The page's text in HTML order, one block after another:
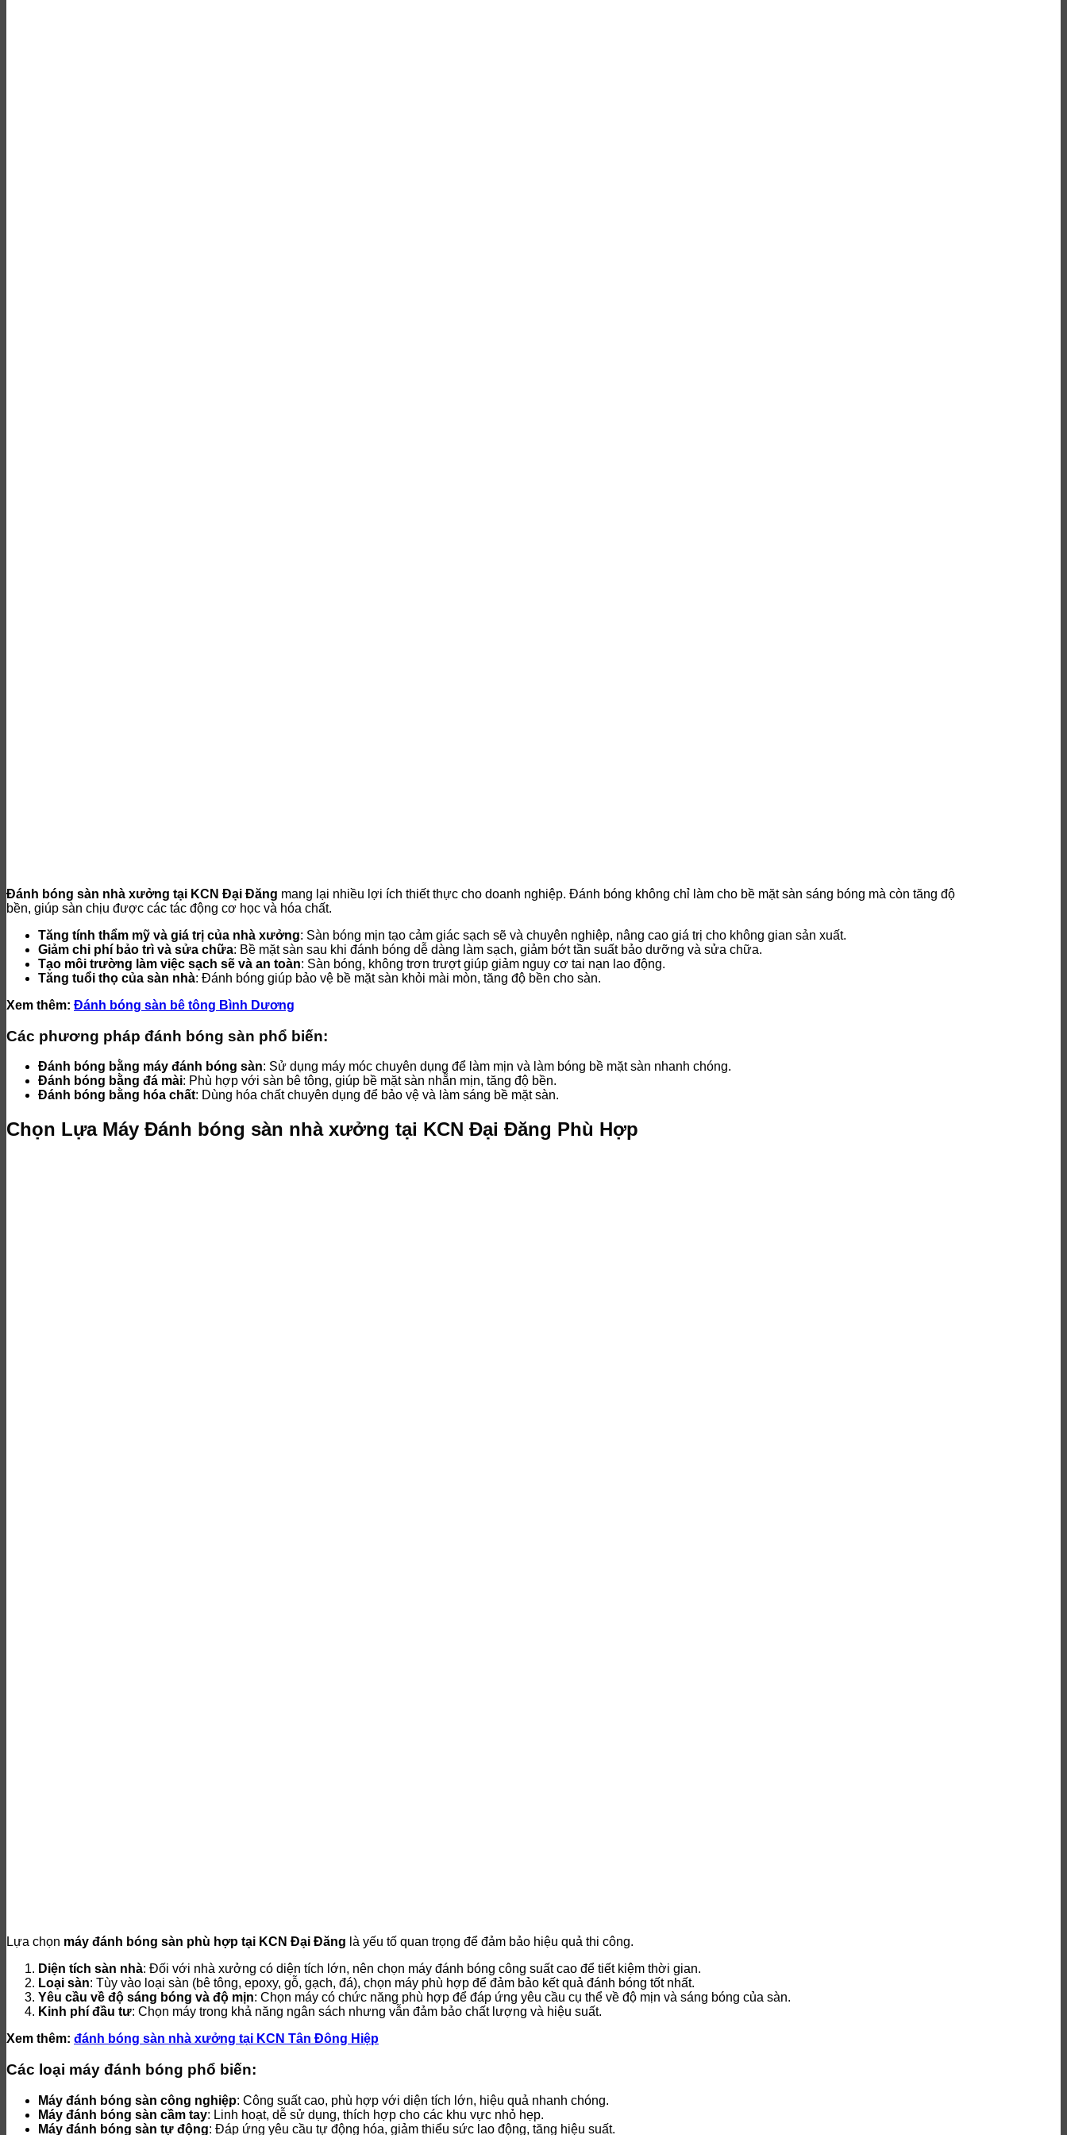
Đánh bóng sàn nhà xưởng tại KCN Đại Đăng mang lại nhiều lợi ích thiết thực cho doanh nghiệp. Đánh bóng không chỉ làm cho bề mặt sàn sáng bóng mà còn tăng độ
bền, giúp sàn chịu được các tác động cơ học và hóa chất.
Tăng tính thẩm mỹ và giá trị của nhà xưởng: Sàn bóng mịn tạo cảm giác sạch sẽ và chuyên nghiệp, nâng cao giá trị cho không gian sản xuất.
Giảm chi phí bảo trì và sửa chữa: Bề mặt sàn sau khi đánh bóng dễ dàng làm sạch, giảm bớt tần suất bảo dưỡng và sửa chữa.
Tạo môi trường làm việc sạch sẽ và an toàn: Sàn bóng, không trơn trượt giúp giảm nguy cơ tai nạn lao động.
Tăng tuổi thọ của sàn nhà: Đánh bóng giúp bảo vệ bề mặt sàn khỏi mài mòn, tăng độ bền cho sàn.
Xem thêm: Đánh bóng sàn bê tông Bình Dương
Các phương pháp đánh bóng sàn phổ biến:
Đánh bóng bằng máy đánh bóng sàn: Sử dụng máy móc chuyên dụng để làm mịn và làm bóng bề mặt sàn nhanh chóng.
Đánh bóng bằng đá mài: Phù hợp với sàn bê tông, giúp bề mặt sàn nhẵn mịn, tăng độ bền.
Đánh bóng bằng hóa chất: Dùng hóa chất chuyên dụng để bảo vệ và làm sáng bề mặt sàn.
Chọn Lựa Máy Đánh bóng sàn nhà xưởng tại KCN Đại Đăng Phù Hợp
Lựa chọn máy đánh bóng sàn phù hợp tại KCN Đại Đăng là yếu tố quan trọng để đảm bảo hiệu quả thi công.
Diện tích sàn nhà: Đối với nhà xưởng có diện tích lớn, nên chọn máy đánh bóng công suất cao để tiết kiệm thời gian.
Loại sàn: Tùy vào loại sàn (bê tông, epoxy, gỗ, gạch, đá), chọn máy phù hợp để đảm bảo kết quả đánh bóng tốt nhất.
Yêu cầu về độ sáng bóng và độ mịn: Chọn máy có chức năng phù hợp để đáp ứng yêu cầu cụ thể về độ mịn và sáng bóng của sàn.
Kinh phí đầu tư: Chọn máy trong khả năng ngân sách nhưng vẫn đảm bảo chất lượng và hiệu suất.
Xem thêm: đánh bóng sàn nhà xưởng tại KCN Tân Đông Hiệp
Các loại máy đánh bóng phổ biến:
Máy đánh bóng sàn công nghiệp: Công suất cao, phù hợp với diện tích lớn, hiệu quả nhanh chóng.
Máy đánh bóng sàn cầm tay: Linh hoạt, dễ sử dụng, thích hợp cho các khu vực nhỏ hẹp.
Máy đánh bóng sàn tự động: Đáp ứng yêu cầu tự động hóa, giảm thiểu sức lao động, tăng hiệu suất.